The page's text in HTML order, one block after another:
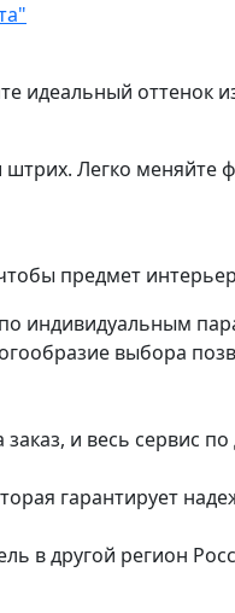
идеальный оттенок
Легко меняйте
предмет
индивидуальным
выбора
и весь сервис
гарантирует
в другой регион